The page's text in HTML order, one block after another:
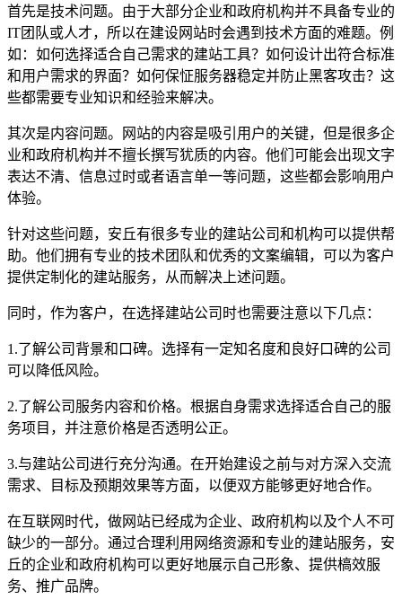
首先是技术问题。由于大部分企业和政府机构并不具备专业的
IT团队或人才，所以在建设网站时会遇到技术方面的难题。例
如：如何选择适合自己需求的建站工具？如何设计出符合标准
和用户需求的界面？如何保怔服务器稳定并防止黑客攻击？这
些都需要专业知识和经验来解决。
其次是内容问题。网站的内容是吸引用户的关键，但是很多企
业和政府机构并不擅长撰写犹质的内容。他们可能会出现文字
表达不清、信息过时或者语言单一等问题，这些都会影响用户
体验。
针对这些问题，安丘有很多专业的建站公司和机构可以提供帮
助。他们拥有专业的技术团队和优秀的文案编辑，可以为客户
提供定制化的建站服务，从而解决上述问题。
同时，作为客户，在选择建站公司时也需要注意以下几点：
1.了解公司背景和口碑。选择有一定知名度和良好口碑的公司
可以降低风险。
2.了解公司服务内容和价格。根据自身需求选择适合自己的服
务项目，并注意价格是否透明公正。
3.与建站公司进行充分沟通。在开始建设之前与对方深入交流
需求、目标及预期效果等方面，以便双方能够更好地合作。
在互联网时代，做网站已经成为企业、政府机构以及个人不可
缺少的一部分。通过合理利用网络资源和专业的建站服务，安
丘的企业和政府机构可以更好地展示自己形象、提供槁效服
务、推广品牌。